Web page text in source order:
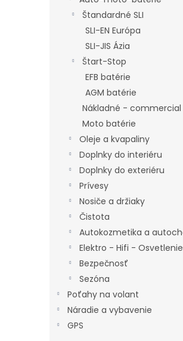
Štandardné SLI
SLI-EN Európa
SLI-JIS Ázia
Štart-Stop
EFB batérie
AGM batérie
Nákladné - commercial
Moto batérie
Oleje a kvapaliny
Doplnky do interiéru
Doplnky do exteriéru
Prívesy
Nosiče a držiaky
Čistota
Autokozmetika a
Elektro - Hifi - Osvetlenie
Bezpečnosť
Sezóna
Poťahy na volant
Náradie a vybavenie
GPS